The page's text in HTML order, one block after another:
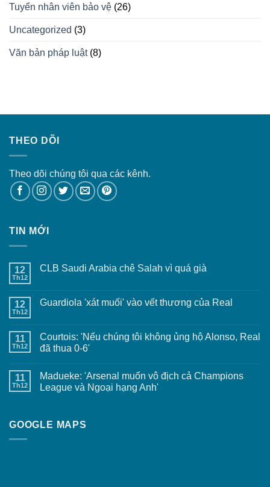
Tuyển nhân viên bảo vệ (26)
Uncategorized (3)
Văn bản pháp luật(8)
THEO DÕI
Theo dõi chúng tôi qua các kênh.
TIN MỚI
12
Th12
CLB Saudi Arabia chê Salah vì quá già
12
Th12
Guardiola 'xát muối' vào vết thương của Real
11
Th12
Courtois: 'Nếu chúng tôi không ủng hộ Alonso, Real
đã thua 0-6'
11
Th12
Madueke: 'Arsenal muốn vô địch cả Champions
League và Ngoại hạng Anh'
GOOGLE MAPS